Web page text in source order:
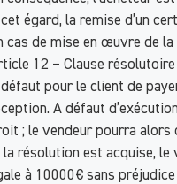
égard, la remise d’un
cas de mise en œuvre de
12 – Clause résolutoire
pour le client de
A défaut
; le vendeur pourra
la résolution est acquise, le
à 10000€ sans